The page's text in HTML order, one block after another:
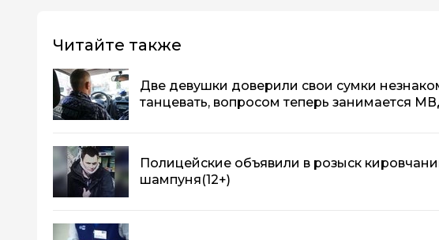
Читайте также
Две девушки доверили свои сумки
танцевать, вопросом теперь занимается
Полицейские объявили в розыск
шампуня(12+)